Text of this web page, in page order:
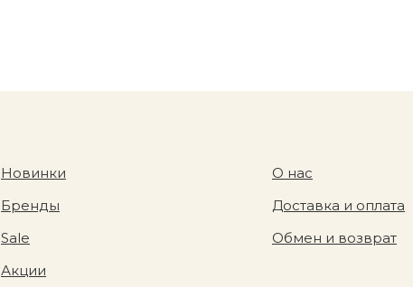
Новинки
Бренды
Sale
Акции
О нас
Доставка и оплата
Обмен и возврат